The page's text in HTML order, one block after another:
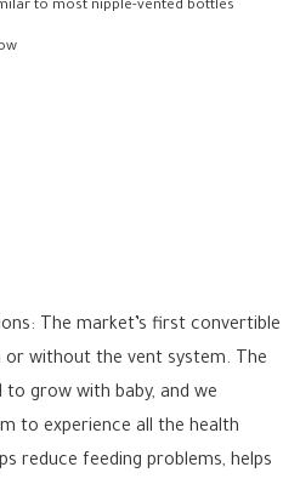
to most nipple-vented bottles
The market’s first convertible
without the vent system. The
to grow with baby, and we
to experience all the health
reduce feeding problems, helps